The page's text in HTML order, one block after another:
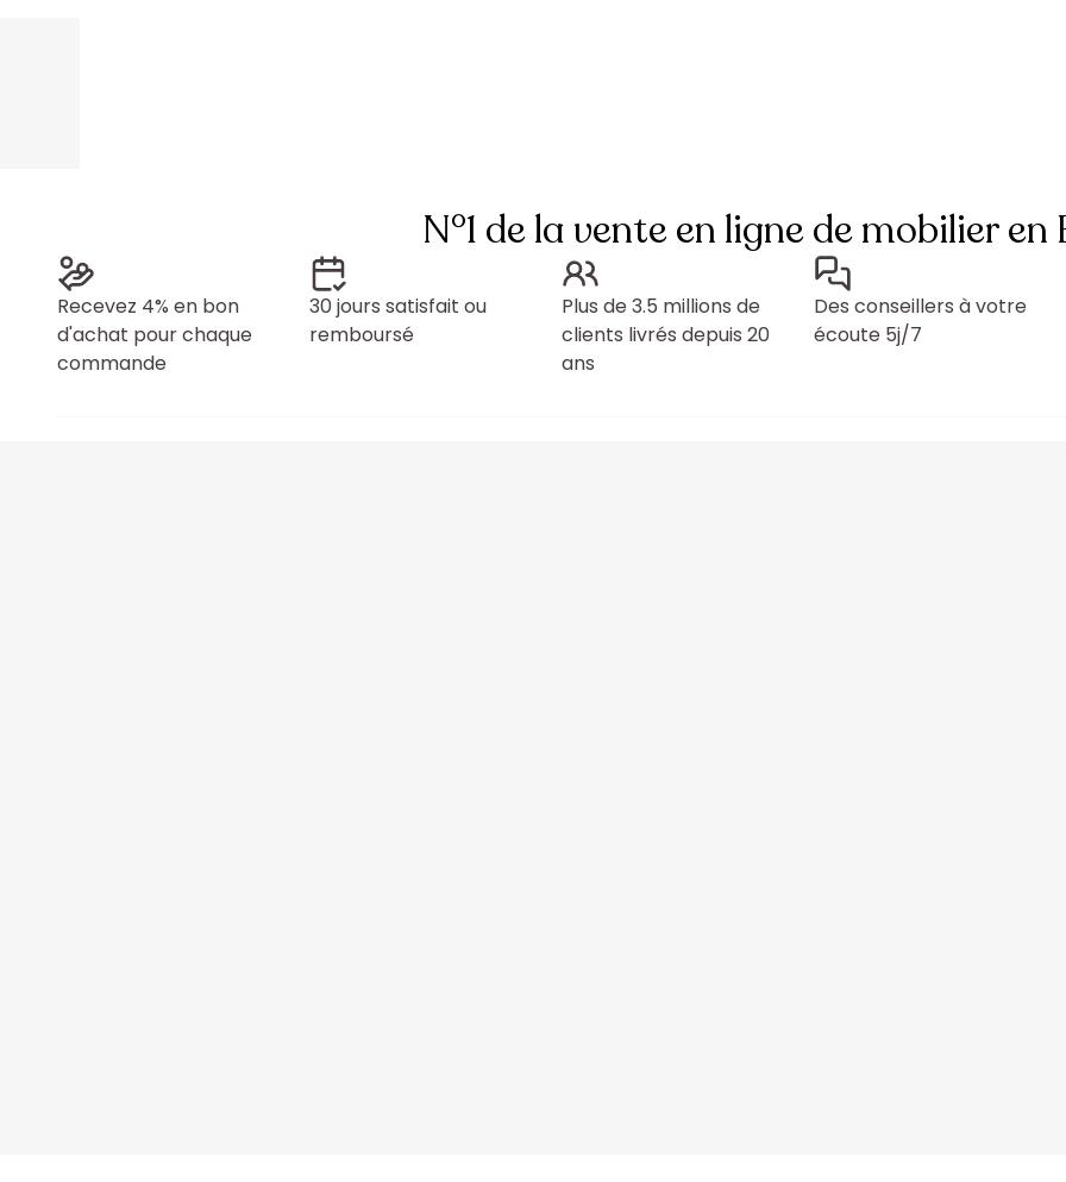
N°1 de la vente en ligne de mobilier en
Recevez 4% en bon
d'achat pour chaque
commande
30 jours satisfait ou
remboursé
Plus de 3.5 millions de
clients livrés depuis 20
ans
Des conseillers à votre
écoute 5j/7